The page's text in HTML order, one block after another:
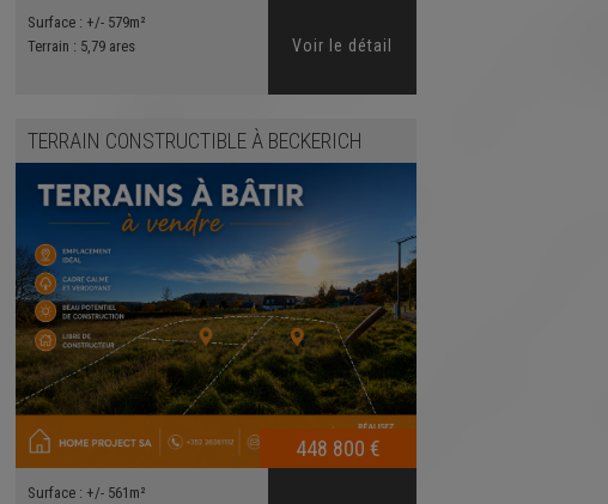
Surface : +/- 579m²
Terrain : 5,79 ares Voir le détail
TERRAIN CONSTRUCTIBLE À BECKERICH
Surface : +/- 561m²
448 800 €